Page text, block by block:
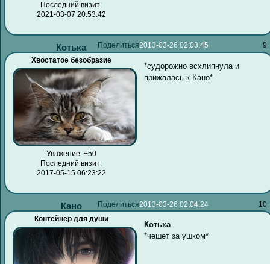
Последний визит:
2021-03-07 20:53:42
Поделиться 9
2013-03-26 02:03:45
Котька
Хвостатое безобразие
Уважение: +50
Последний визит:
2017-05-15 06:23:22
*судорожно всхлипнула и
прижалась к Кано*
Поделиться 10
2013-03-26 02:04:24
Кано
Контейнер для души
Котька
*чешет за ушком*